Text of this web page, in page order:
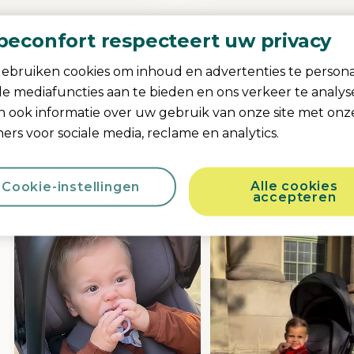
Deel je
product photos. Use the previous and next buttons to navigate.
respecteert uw privacy
cookies om inhoud en advertenties te
mediafuncties aan te bieden en ons verkeer te
ook informatie over uw gebruik van onze site met
voor sociale media, reclame en analytics.
Alle cookies
accepteren
Cookie-instellingen